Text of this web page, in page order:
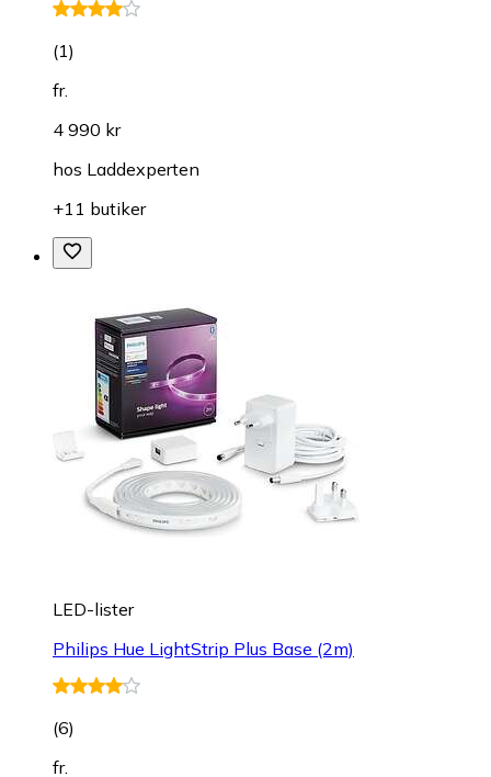
(1)
fr.
4 990 kr
hos Laddexperten
+11 butiker
LED-lister
Philips Hue LightStrip Plus Base (2m)
(6)
fr.